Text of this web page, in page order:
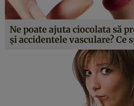
Ne poate ajuta ciocolata să
şi accidentele vasculare? Ce